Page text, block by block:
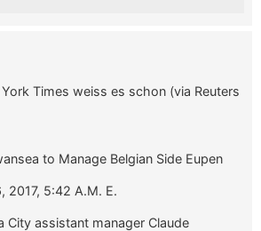
Times weiss es schon (via Reuters
to Manage Belgian Side Eupen
2017, 5:42 A.M. E.
City assistant manager Claude